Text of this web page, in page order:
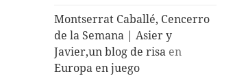
Montserrat Caballé, Cencerro
de la Semana | Asier y
Javier,un blog de risa en
Europa en juego